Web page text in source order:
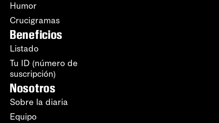
Humor
Crucigramas
Beneficios
Listado
Tu ID (número de
suscripción)
Nosotros
Sobre la diaria
Equipo